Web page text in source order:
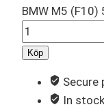
BMW M5 (F10)
Köp
Secure
In